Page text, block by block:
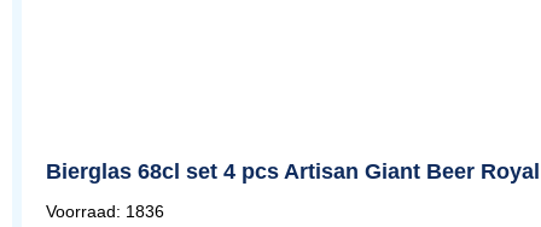
Bierglas 68cl set 4 pcs Artisan Giant Beer
Voorraad: 1836